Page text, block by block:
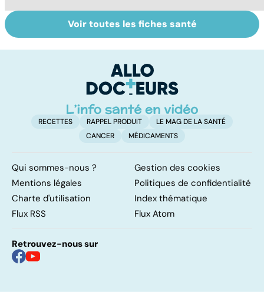
Sexualité,
infertilité et
Le sperme : son
odeur, sa couleur,
Voir toutes les fiches santé
RECETTES RAPPEL PRODUIT
LE MAG DE LA SANTÉ
CANCER
MÉDICAMENTS
Qui sommes-nous ?
Gestion des cookies
Mentions légales
Politiques de confidentialité
Charte d'utilisation
Index thématique
Flux RSS
Flux Atom
Retrouvez-nous sur